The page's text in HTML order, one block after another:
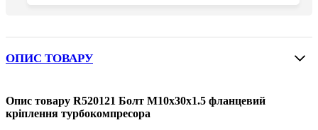
ОПИС ТОВАРУ
Опис товару R520121 Болт M10х30х1.5 фланцевий
кріплення турбокомпресора